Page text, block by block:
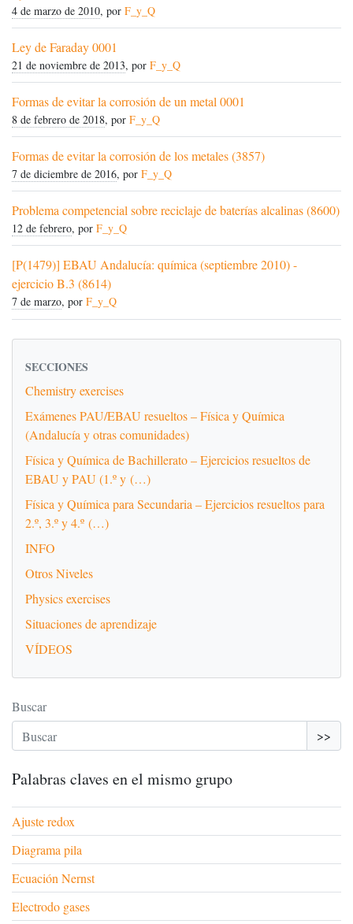
4 de marzo de 2010, por F_y_Q
Ley de Faraday 0001
21 de noviembre de 2013, por F_y_Q
Formas de evitar la corrosión de un metal 0001
8 de febrero de 2018, por F_y_Q
Formas de evitar la corrosión de los metales (3857)
7 de diciembre de 2016, por F_y_Q
Problema competencial sobre reciclaje de baterías alcalinas (8600)
12 de febrero, por F_y_Q
[P(1479)] EBAU Andalucía: química (septiembre 2010) -
ejercicio B.3 (8614)
7 de marzo, por F_y_Q
SECCIONES
Chemistry exercises
Exámenes PAU/EBAU resueltos – Física y Química
(Andalucía y otras comunidades)
Física y Química de Bachillerato – Ejercicios resueltos de
EBAU y PAU (1.º y (…)
Física y Química para Secundaria – Ejercicios resueltos para
2.º, 3.º y 4.º (…)
INFO
Otros Niveles
Physics exercises
Situaciones de aprendizaje
VÍDEOS
Buscar
>>
Palabras claves en el mismo grupo
Ajuste redox
Diagrama pila
Ecuación Nernst
Electrodo gases